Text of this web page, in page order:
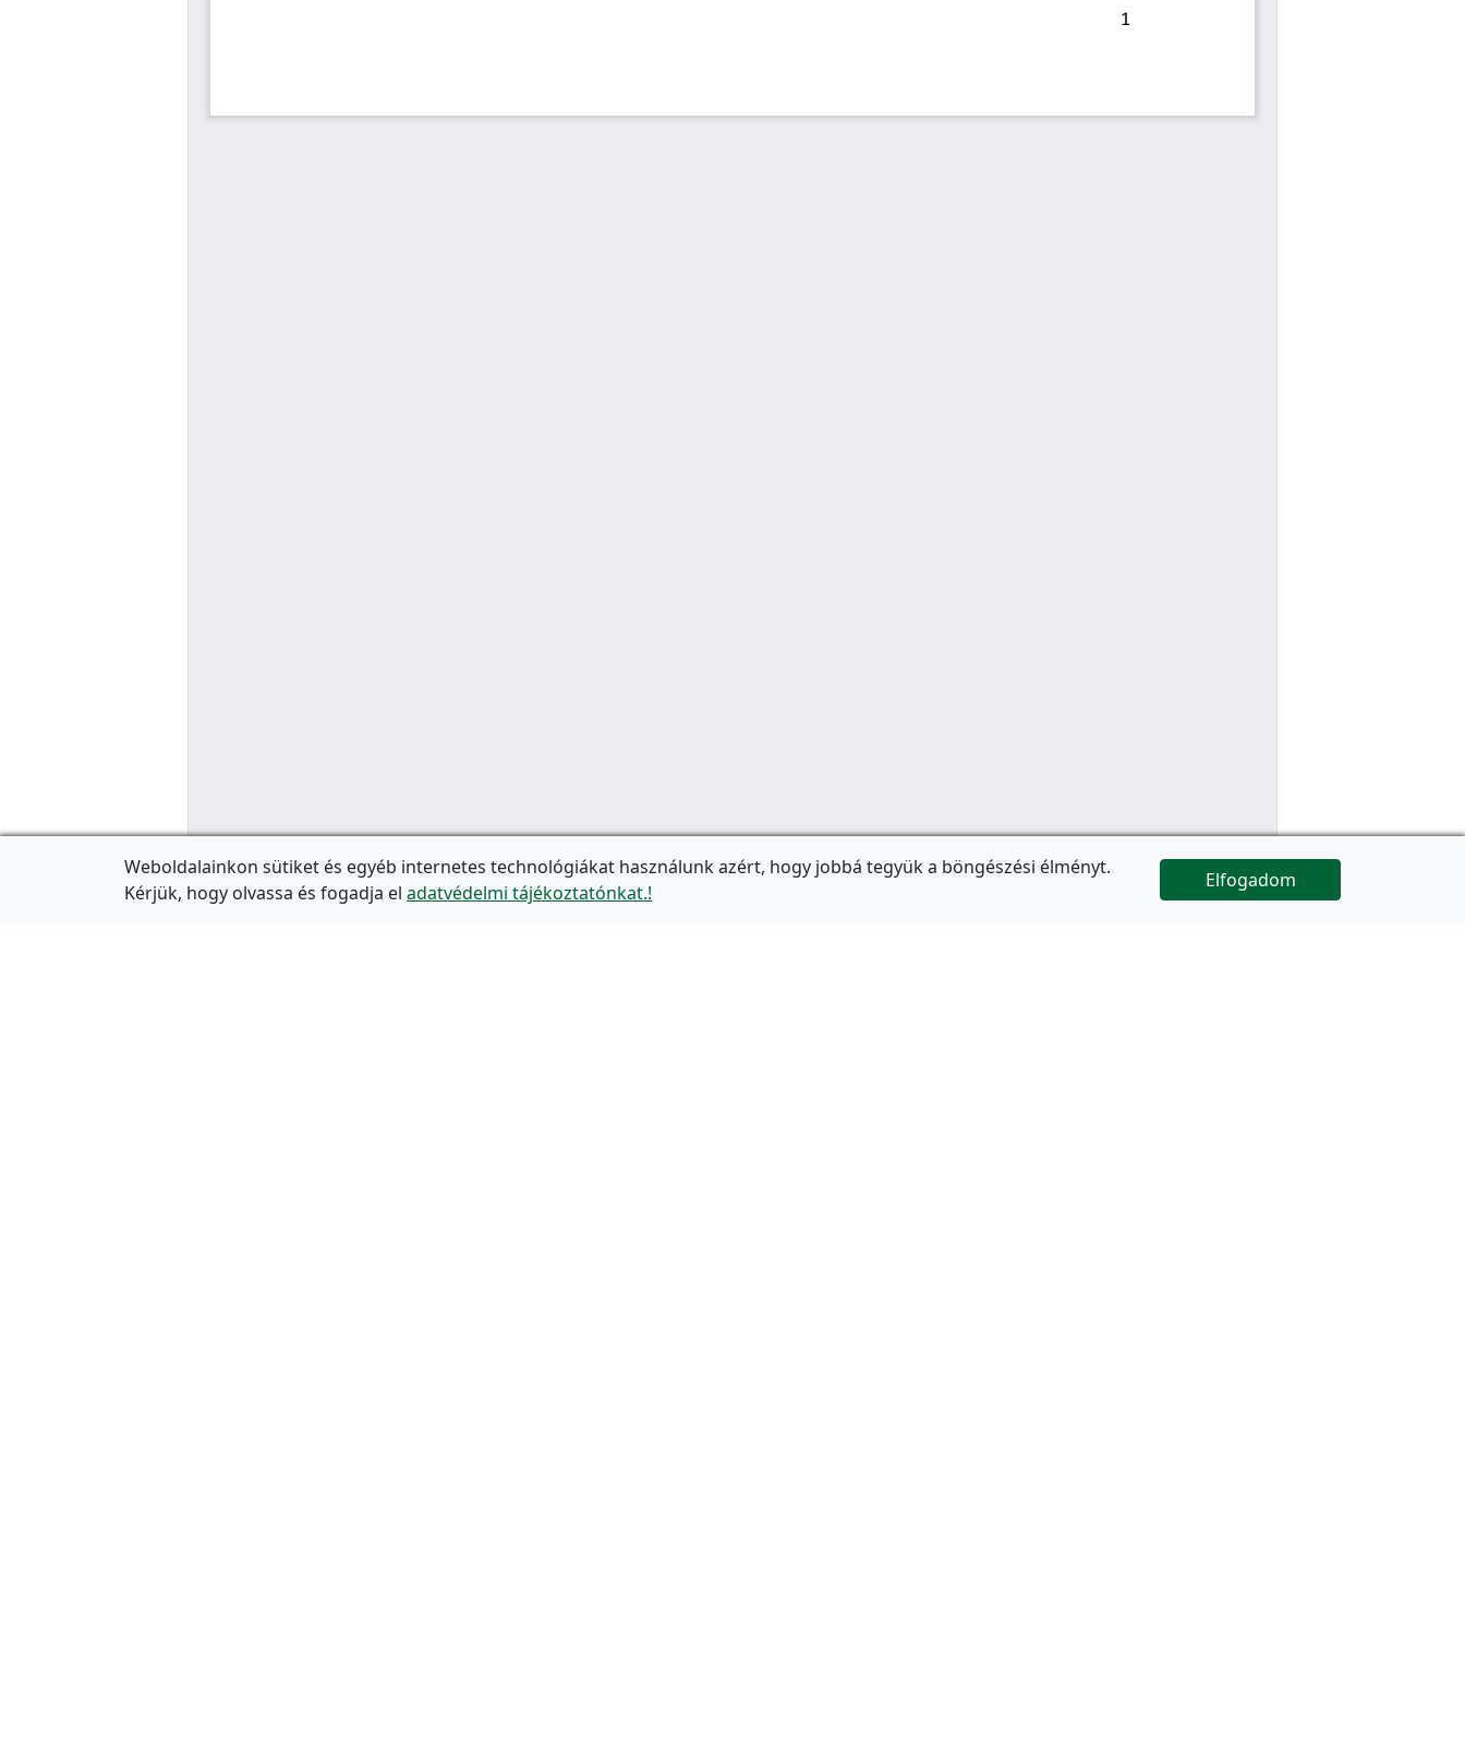
Az oldal folytatódik
Weboldalainkon sütiket és egyéb internetes technológiákat használunk azért, hogy jobbá tegyük a böngészési élményt.
Kérjük, hogy olvassa és fogadja el adatvédelmi tájékoztatónkat.!
Elfogadom